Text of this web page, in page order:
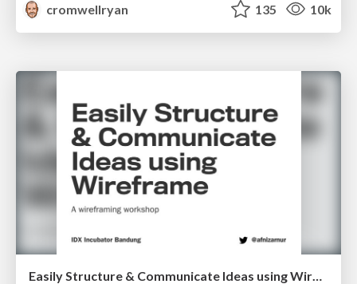
cromwellryan
135 10k
Easily Structure & Communicate Ideas using Wireframe